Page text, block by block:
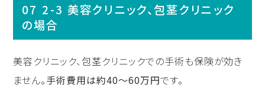
2-3 美容クリニック、包茎クリニック
の場合
美容クリニック、包茎クリニックでの手術も保険が効き
ません。手術費用は約40〜60万円です。